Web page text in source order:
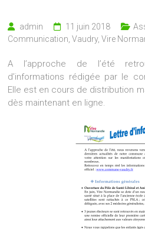
admin 11 juin 2018
Communication ,Vaudry,Vire
A l’approche de l’été
d’informations rédigée par le
Elle est en cours de distribution
dès maintenant en ligne.